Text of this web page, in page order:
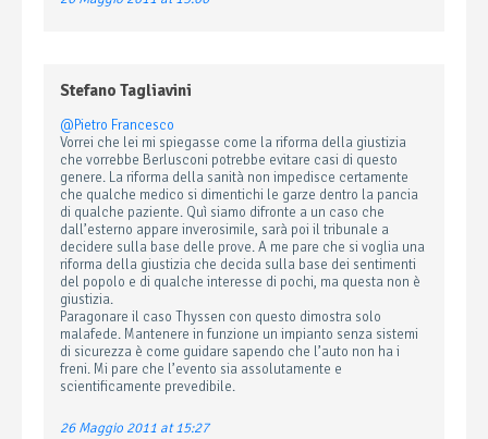
Stefano Tagliavini
@Pietro Francesco
Vorrei che lei mi spiegasse come la riforma della giustizia
che vorrebbe Berlusconi potrebbe evitare casi di questo
genere. La riforma della sanità non impedisce certamente
che qualche medico si dimentichi le garze dentro la pancia
di qualche paziente. Quì siamo difronte a un caso che
dall’esterno appare inverosimile, sarà poi il tribunale a
decidere sulla base delle prove. A me pare che si voglia una
riforma della giustizia che decida sulla base dei sentimenti
del popolo e di qualche interesse di pochi, ma questa non è
giustizia.
Paragonare il caso Thyssen con questo dimostra solo
malafede. Mantenere in funzione un impianto senza sistemi
di sicurezza è come guidare sapendo che l’auto non ha i
freni. Mi pare che l’evento sia assolutamente e
scientificamente prevedibile.
26 Maggio 2011 at 15:27